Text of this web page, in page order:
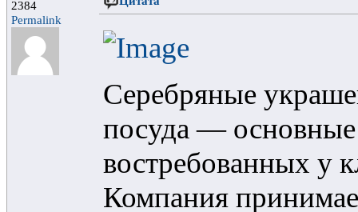
2384
Permalink
Серебряные
посуда — основные
востребованных у
Компания